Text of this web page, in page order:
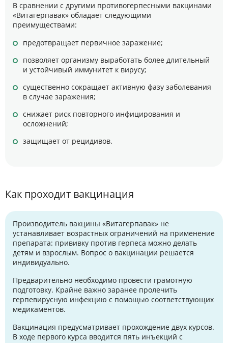
В сравнении с другими противогерпесными вакцинами
«Витагерпавак» обладает следующими
преимуществами:
предотвращает первичное заражение;
позволяет организму выработать более длительный
и устойчивый иммунитет к вирусу;
существенно сокращает активную фазу заболевания
в случае заражения;
снижает риск повторного инфицирования и
осложнений;
защищает от рецидивов.
Как проходит вакцинация
Производитель вакцины «Витагерпавак» не
устанавливает возрастных ограничений на применение
препарата: прививку против герпеса можно делать
детям и взрослым. Вопрос о вакцинации решается
индивидуально.
Предварительно необходимо провести грамотную
подготовку. Крайне важно заранее пролечить
герпевирусную инфекцию с помощью соответствующих
медикаментов.
Вакцинация предусматривает прохождение двух курсов.
В ходе первого курса вводится пять инъекций с